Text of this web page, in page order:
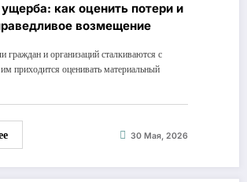
как оценить потери и
возмещение
граждан и организаций сталкиваются с
приходится оценивать материальный
30 Мая, 2026